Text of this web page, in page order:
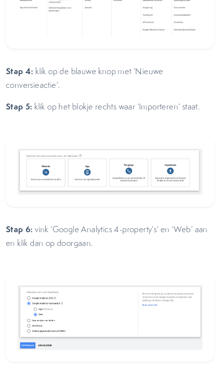
Stap 4: klik op de blauwe knop met ‘Nieuwe
conversieactie’.
Stap 5: klik op het blokje rechts waar ‘Importeren’ staat.
Stap 6: vink ‘Google Analytics 4-property’s’ en ‘Web’ aan
en klik dan op doorgaan.